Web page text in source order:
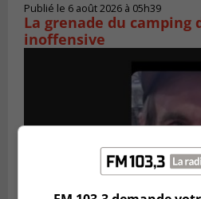
Publié le 6 août 2026 à 05h39
La grenade du
inoffensive